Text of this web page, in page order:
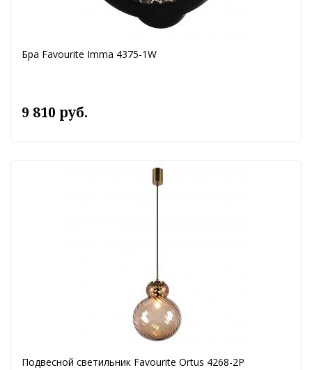
Бра Favourite Imma 4375-1W
9 810 руб.
Подвесной светильник Favourite Ortus 4268-2P